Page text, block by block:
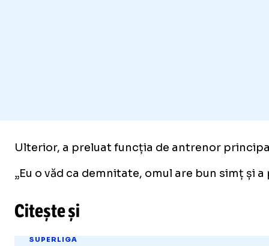
Ulterior, a preluat funcția de antrenor
„Eu o văd ca demnitate, omul are bun simț și
Citește și
SUPERLIGA